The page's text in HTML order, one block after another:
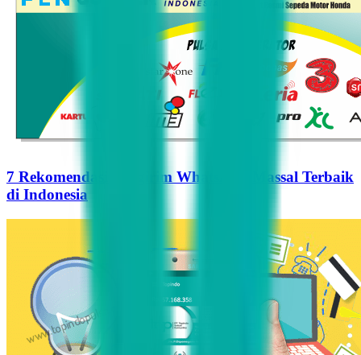
7 Rekomendasi Pengirim WhatsApp Massal Terbaik
di Indonesia